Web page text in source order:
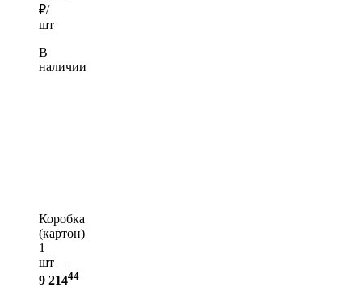
₽/
шт
В
наличии
Коробка
(картон)
1
шт —
9 21444